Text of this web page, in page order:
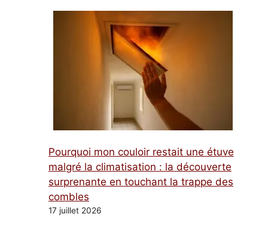
Pourquoi mon couloir restait une étuve
malgré la climatisation : la découverte
surprenante en touchant la trappe des
combles
17 juillet 2026